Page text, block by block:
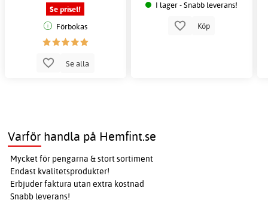
Se priset!
Förbokas
Se alla
I lager - Snabb leverans!
Köp
Varför handla på Hemfint.se
Mycket för pengarna & stort sortiment
Endast kvalitetsprodukter!
Erbjuder faktura utan extra kostnad
Snabb leverans!